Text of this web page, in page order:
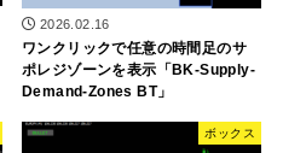
2026.02.16
ワンクリックで任意の時間足のサ
ポレジゾーンを表示「BK-Supply-
Demand-Zones BT」
ボックス